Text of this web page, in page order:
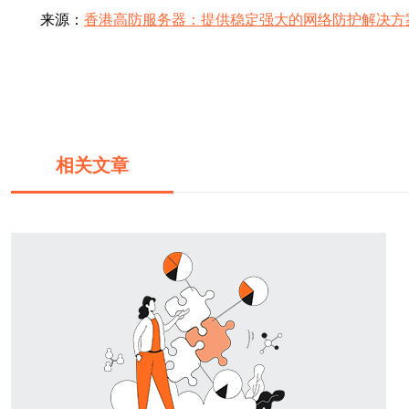
来源： 香港高防服务器：提供稳定强大的网络防护解决方
相关文章